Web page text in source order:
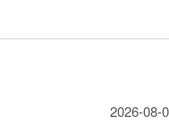
2026-08-